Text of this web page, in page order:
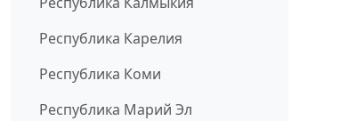
Республика Карелия
Республика Коми
Республика Марий Эл